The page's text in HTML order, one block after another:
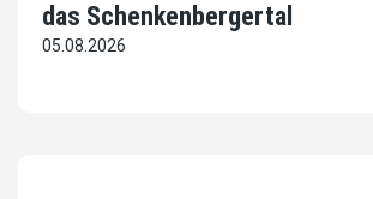
das Schenkenbergertal
05.08.2026